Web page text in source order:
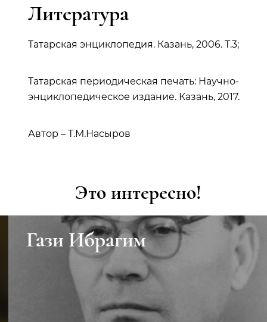
Литература
Татарская энциклопедия. Казань, 2006. Т.3;
Татарская периодическая печать: Научно-
энциклопедическое издание. Казань, 2017.
Автор – Т.М.Насыров
Это интересно!
Гази Ибрагим